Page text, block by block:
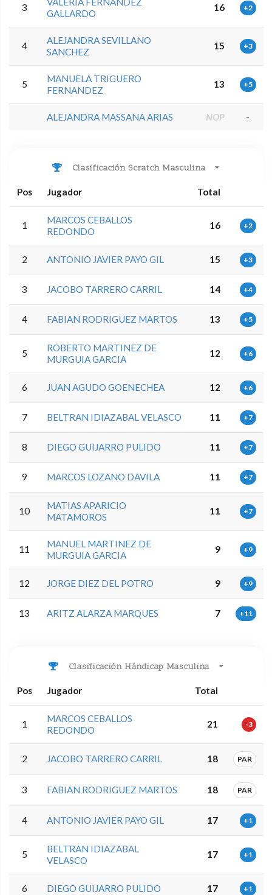
3
GALLARDO
16 +2
4
ALEJANDRA SEVILLANO
SANCHEZ
15 +3
5
MANUELA TRIGUERO
FERNANDEZ
13 +5
ALEJANDRA MASSANA ARIAS NOP -
Clasificación Scratch Masculina
Pos Jugador Total
1
MARCOS CEBALLOS
REDONDO
16 +2
2 ANTONIO JAVIER PAYO GIL 15 +3
3 JACOBO TARRERO CARRIL 14 +4
4 FABIAN RODRIGUEZ MARTOS 13 +5
5
ROBERTO MARTINEZ DE
MURGUIA GARCIA
12 +6
6 JUAN AGUDO GOENECHEA 12 +6
7 BELTRAN IDIAZABAL VELASCO 11 +7
8 DIEGO GUIJARRO PULIDO 11 +7
9 MARCOS LOZANO DAVILA 11 +7
10
MATIAS APARICIO
MATAMOROS
11 +7
11
MANUEL MARTINEZ DE
MURGUIA GARCIA
9 +9
12 JORGE DIEZ DEL POTRO 9 +9
13 ARITZ ALARZA MARQUES 7 +11
Clasificación Hándicap Masculina
Pos Jugador Total
1
MARCOS CEBALLOS
REDONDO
21 -3
2 JACOBO TARRERO CARRIL 18 PAR
3 FABIAN RODRIGUEZ MARTOS 18 PAR
4 ANTONIO JAVIER PAYO GIL 17 +1
5
BELTRAN IDIAZABAL
VELASCO
17 +1
6 DIEGO GUIJARRO PULIDO 17 +1